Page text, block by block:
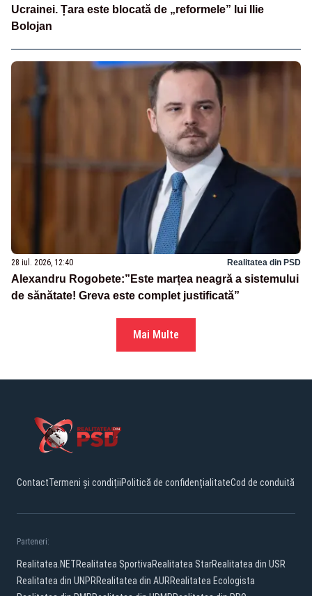
Ucrainei. Țara este blocată de „reformele” lui Ilie
Bolojan
28 iul. 2026, 12:40 Realitatea din PSD
Alexandru Rogobete:”Este marțea neagră a sistemului
de sănătate! Greva este complet justificată”
Mai Multe
ContactTermeni și condițiiPolitică de confidențialitateCod de conduită
Parteneri:
Realitatea.NETRealitatea SportivaRealitatea StarRealitatea din USR
Realitatea din UNPRRealitatea din AURRealitatea Ecologista